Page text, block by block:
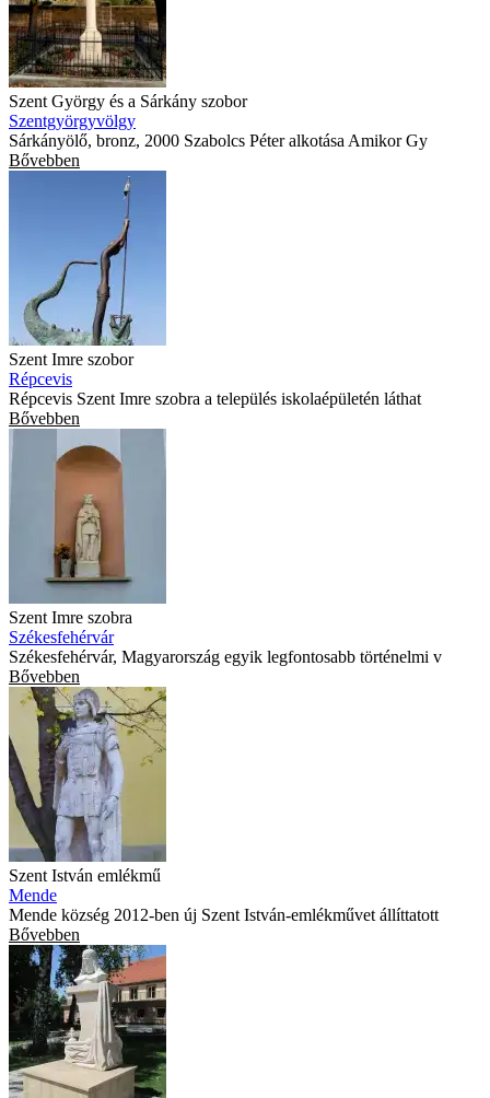
Szent György és a Sárkány szobor
Szentgyörgyvölgy
Sárkányölő, bronz, 2000 Szabolcs Péter alkotása Amikor Gy
Bővebben
Szent Imre szobor
Répcevis
Répcevis Szent Imre szobra a település iskolaépületén láthat
Bővebben
Szent Imre szobra
Székesfehérvár
Székesfehérvár, Magyarország egyik legfontosabb történelmi v
Bővebben
Szent István emlékmű
Mende
Mende község 2012-ben új Szent István-emlékművet állíttatott
Bővebben